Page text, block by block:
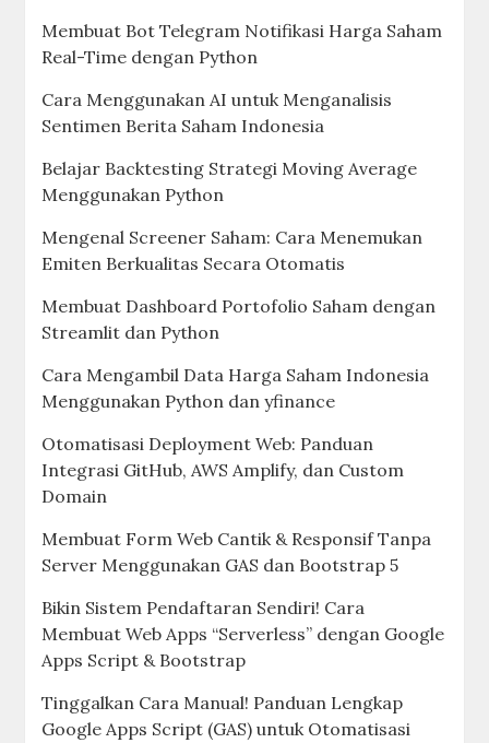
Membuat Bot Telegram Notifikasi Harga Saham
Real-Time dengan Python
Cara Menggunakan AI untuk Menganalisis
Sentimen Berita Saham Indonesia
Belajar Backtesting Strategi Moving Average
Menggunakan Python
Mengenal Screener Saham: Cara Menemukan
Emiten Berkualitas Secara Otomatis
Membuat Dashboard Portofolio Saham dengan
Streamlit dan Python
Cara Mengambil Data Harga Saham Indonesia
Menggunakan Python dan yfinance
Otomatisasi Deployment Web: Panduan
Integrasi GitHub, AWS Amplify, dan Custom
Domain
Membuat Form Web Cantik & Responsif Tanpa
Server Menggunakan GAS dan Bootstrap 5
Bikin Sistem Pendaftaran Sendiri! Cara
Membuat Web Apps “Serverless” dengan Google
Apps Script & Bootstrap
Tinggalkan Cara Manual! Panduan Lengkap
Google Apps Script (GAS) untuk Otomatisasi